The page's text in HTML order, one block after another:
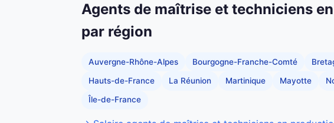
Agents de maîtrise et techniciens
par région
Auvergne-Rhône-Alpes Bourgogne-Franche-Comté
Hauts-de-France La Réunion Martinique Mayotte
Île-de-France